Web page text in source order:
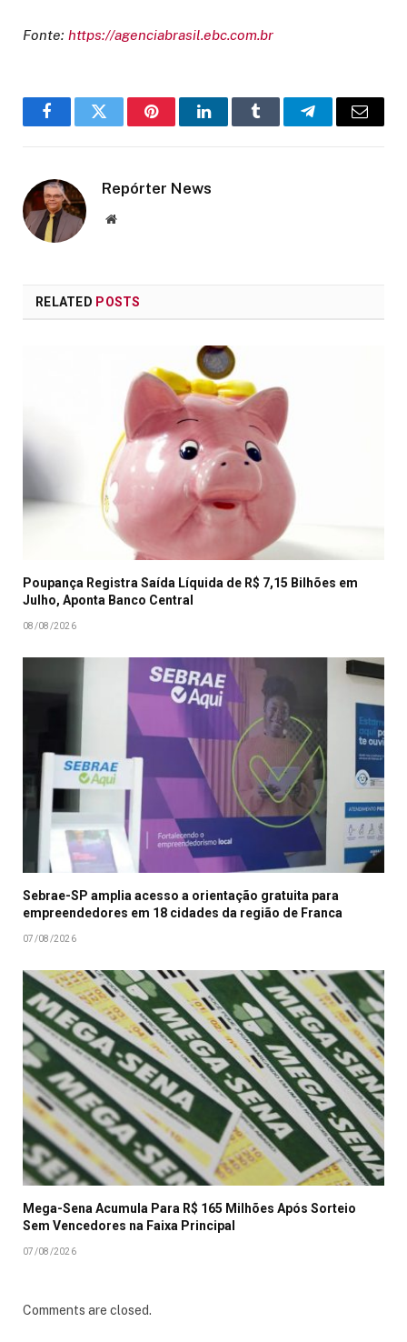
Fonte: https://agenciabrasil.ebc.com.br
FacebookTwitter PinterestLinkedInTumblr TelegramEmail
Repórter News
Website
RELATED POSTS
Poupança Registra Saída Líquida de R$ 7,15 Bilhões em
Julho, Aponta Banco Central
08/08/2026
Sebrae-SP amplia acesso a orientação gratuita para
empreendedores em 18 cidades da região de Franca
07/08/2026
Mega-Sena Acumula Para R$ 165 Milhões Após Sorteio
Sem Vencedores na Faixa Principal
07/08/2026
Comments are closed.